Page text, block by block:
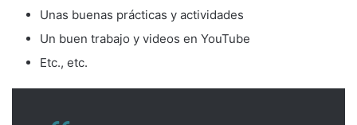
Unas buenas prácticas y actividades
Un buen trabajo y videos en YouTube
Etc., etc.